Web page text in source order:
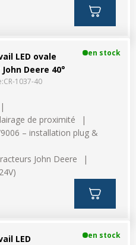
LED ovale
John Deere 40°
CR-1037-40
en stock
de proximité
– installation plug &
John Deere
LED
en stock